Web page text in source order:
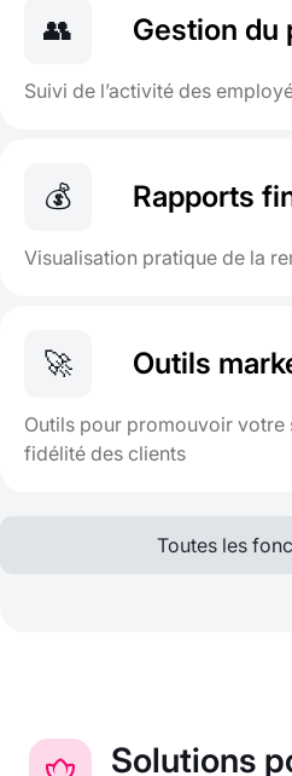
👥 Gestion du
Suivi de l’activité des
💰 Rapports
Visualisation pratique de la
🚀 Outils
Outils pour promouvoir votre
fidélité des clients
Toutes les
Solutions